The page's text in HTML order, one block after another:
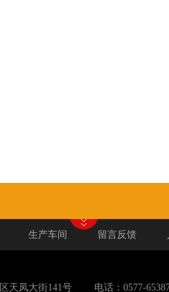
生产车间 留言反馈
区天凤大街141号 电话：0577-